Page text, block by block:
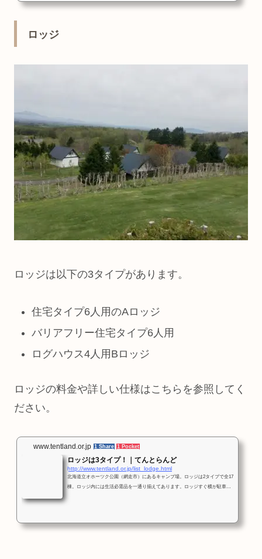
ロッジ
ロッジは以下の3タイプがあります。
住宅タイプ6人用のAロッジ
バリアフリー住宅タイプ6人用
ログハウス4人用Bロッジ
ロッジの料金や詳しい仕様はこちらを参照してく
ださい。
www.tentland.or.jp 1 Share 1 Pocket
ロッジは3タイプ！｜てんとらんど
http://www.tentland.or.jp/list_lodge.html
北海道立オホーツク公園（網走市）にあるキャンプ場。ロッジは2タイプで全17
棟。ロッジ内には生活必需品を一通り揃えてあります。ロッジすぐ横が駐車場